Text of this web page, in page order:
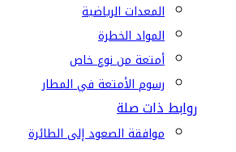
المعدات الرياضية
المواد الخطرة
أمتعة من نوع خاص
رسوم الأمتعة في المطار
روابط ذات صلة
موافقة الصعود إلى الطائرة